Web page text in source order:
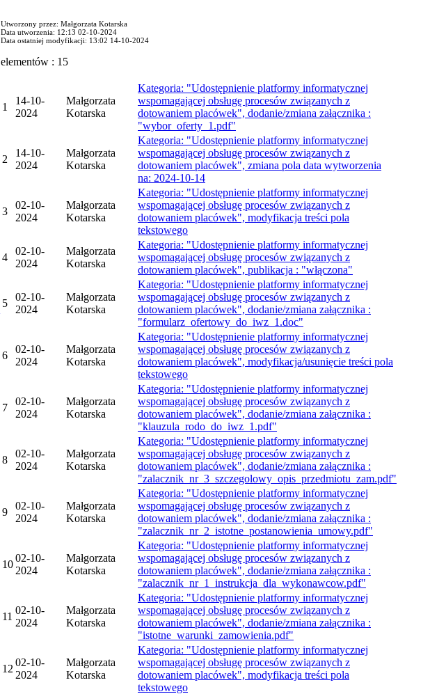
Utworzony przez: Małgorzata Kotarska
Data utworzenia: 12:13 02-10-2024
Data ostatniej modyfikacji: 13:02 14-10-2024
elementów : 15
1
14-10-
2024
Małgorzata
Kotarska
Kategoria: "Udostępnienie platformy informatycznej
wspomagającej obsługę procesów związanych z
dotowaniem placówek", dodanie/zmiana załącznika :
"wybor_oferty_1.pdf"
2
14-10-
2024
Małgorzata
Kotarska
Kategoria: "Udostępnienie platformy informatycznej
wspomagającej obsługę procesów związanych z
dotowaniem placówek", zmiana pola data wytworzenia
na: 2024-10-14
3
02-10-
2024
Małgorzata
Kotarska
Kategoria: "Udostępnienie platformy informatycznej
wspomagającej obsługę procesów związanych z
dotowaniem placówek", modyfikacja treści pola
tekstowego
4
02-10-
2024
Małgorzata
Kotarska
Kategoria: "Udostępnienie platformy informatycznej
wspomagającej obsługę procesów związanych z
dotowaniem placówek", publikacja : "włączona"
5
02-10-
2024
Małgorzata
Kotarska
Kategoria: "Udostępnienie platformy informatycznej
wspomagającej obsługę procesów związanych z
dotowaniem placówek", dodanie/zmiana załącznika :
"formularz_ofertowy_do_iwz_1.doc"
6
02-10-
2024
Małgorzata
Kotarska
Kategoria: "Udostępnienie platformy informatycznej
wspomagającej obsługę procesów związanych z
dotowaniem placówek", modyfikacja/usunięcie treści pola
tekstowego
7
02-10-
2024
Małgorzata
Kotarska
Kategoria: "Udostępnienie platformy informatycznej
wspomagającej obsługę procesów związanych z
dotowaniem placówek", dodanie/zmiana załącznika :
"klauzula_rodo_do_iwz_1.pdf"
8
02-10-
2024
Małgorzata
Kotarska
Kategoria: "Udostępnienie platformy informatycznej
wspomagającej obsługę procesów związanych z
dotowaniem placówek", dodanie/zmiana załącznika :
"zalacznik_nr_3_szczegolowy_opis_przedmiotu_zam.pdf"
9
02-10-
2024
Małgorzata
Kotarska
Kategoria: "Udostępnienie platformy informatycznej
wspomagającej obsługę procesów związanych z
dotowaniem placówek", dodanie/zmiana załącznika :
"zalacznik_nr_2_istotne_postanowienia_umowy.pdf"
10
02-10-
2024
Małgorzata
Kotarska
Kategoria: "Udostępnienie platformy informatycznej
wspomagającej obsługę procesów związanych z
dotowaniem placówek", dodanie/zmiana załącznika :
"zalacznik_nr_1_instrukcja_dla_wykonawcow.pdf"
11
02-10-
2024
Małgorzata
Kotarska
Kategoria: "Udostępnienie platformy informatycznej
wspomagającej obsługę procesów związanych z
dotowaniem placówek", dodanie/zmiana załącznika :
"istotne_warunki_zamowienia.pdf"
12
02-10-
2024
Małgorzata
Kotarska
Kategoria: "Udostępnienie platformy informatycznej
wspomagającej obsługę procesów związanych z
dotowaniem placówek", modyfikacja treści pola
tekstowego